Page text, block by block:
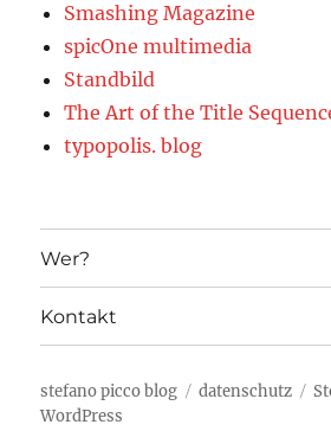
Smashing Magazine
spicOne multimedia
Standbild
The Art of the Title
typopolis. blog
Wer?
Kontakt
stefano picco blog datenschutz
WordPress